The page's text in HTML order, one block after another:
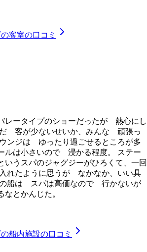
客室の口コミ
レータイプのショーだったが 熱心にし
客が少ないせいか、みんな 頑張っ
ンジは ゆったり過ごせるところが多
ルは小さいので 浸かる程度。 ステー
いうスパのジャグジーがひろくて、一回
れたように思うが なかなか、いい具
の船は スパは高価なので 行かないが
なとかんじた。
船内施設の口コミ